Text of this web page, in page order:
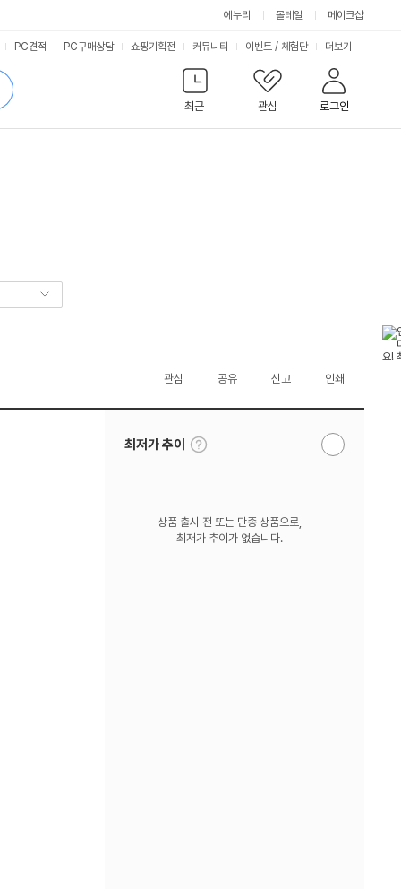
에누리 몰테일 메이크샵
최근
관심 로그인
PC견적 PC구매상담 쇼핑기획전 커뮤니티 이벤트 / 체험단 서
비
스
더보기
관심 공유 신고 인쇄
최저가 추이
툴
팁
알
상품 출시 전 또는 단종 상품으로,
최저가 추이가 없습니다.